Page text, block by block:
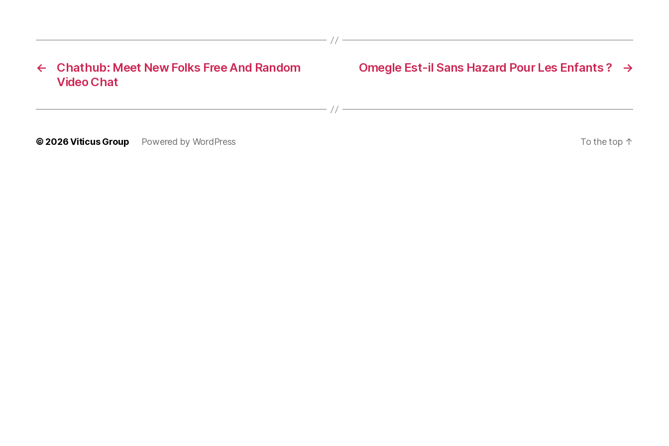
←
Chathub: Meet New Folks Free And Random
Video Chat
→
Omegle Est-il Sans Hazard Pour Les Enfants ?
© 2026Viticus Group Powered by WordPress To the top ↑